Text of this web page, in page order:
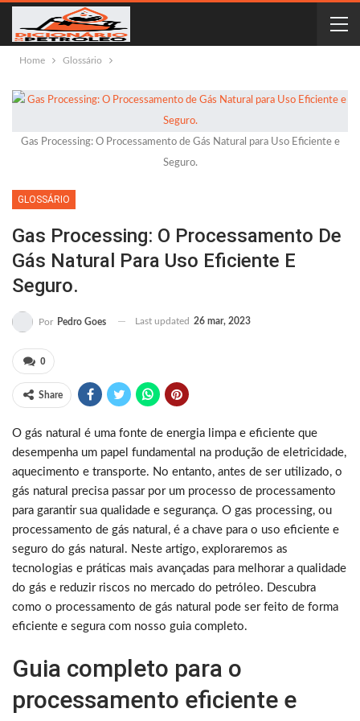
Home Glossário
Gas Processing: O Processamento de Gás Natural para Uso Eficiente e
Seguro.
GLOSSÁRIO
Gas Processing: O Processamento De
Gás Natural Para Uso Eficiente E
Seguro.
Por Pedro Goes Last updated 26 mar, 2023
0
Share
O gás natural é uma fonte de energia limpa e eficiente que
desempenha um papel fundamental na produção de eletricidade,
aquecimento e transporte. No entanto, antes de ser utilizado, o
gás natural precisa passar por um processo de processamento
para garantir sua qualidade e segurança. O gas processing, ou
processamento de gás natural, é a chave para o uso eficiente e
seguro do gás natural. Neste artigo, exploraremos as
tecnologias e práticas mais avançadas para melhorar a qualidade
do gás e reduzir riscos no mercado do petróleo. Descubra
como o processamento de gás natural pode ser feito de forma
eficiente e segura com nosso guia completo.
Guia completo para o
processamento eficiente e